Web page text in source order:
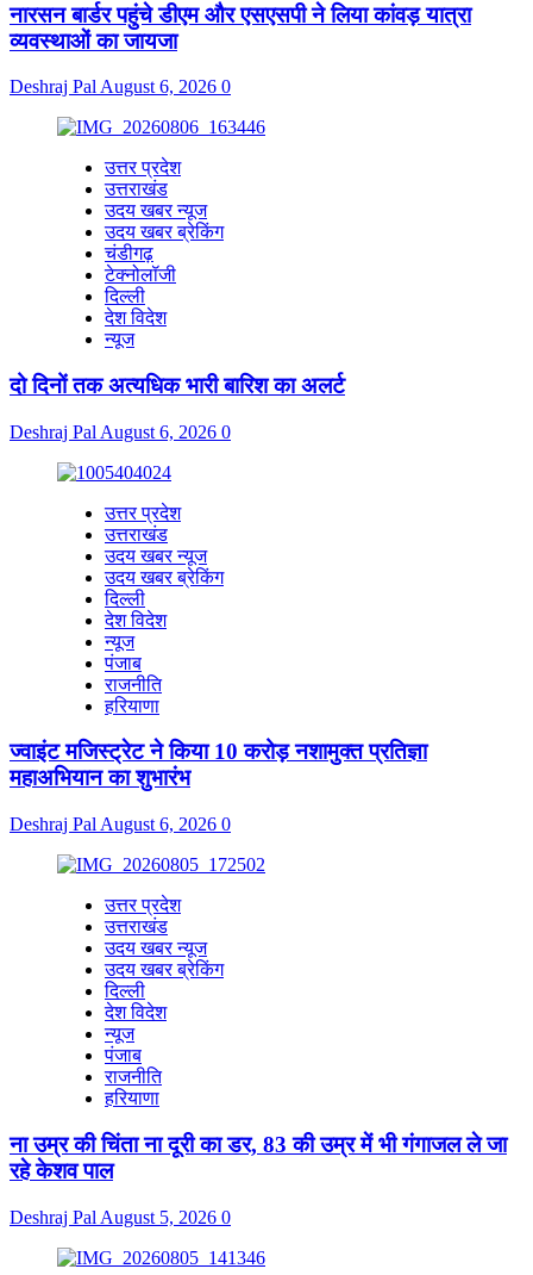
नारसन बार्डर पहुंचे डीएम और एसएसपी ने लिया कांवड़ यात्रा
व्यवस्थाओं का जायजा
Deshraj Pal August 6, 2026 0
उत्तर प्रदेश
उत्तराखंड
उदय खबर न्यूज
उदय खबर ब्रेकिंग
चंडीगढ़
टेक्नोलॉजी
दिल्ली
देश विदेश
न्यूज
दो दिनों तक अत्यधिक भारी बारिश का अलर्ट
Deshraj Pal August 6, 2026 0
उत्तर प्रदेश
उत्तराखंड
उदय खबर न्यूज
उदय खबर ब्रेकिंग
दिल्ली
देश विदेश
न्यूज
पंजाब
राजनीति
हरियाणा
ज्वाइंट मजिस्ट्रेट ने किया 10 करोड़ नशामुक्त प्रतिज्ञा
महाअभियान का शुभारंभ
Deshraj Pal August 6, 2026 0
उत्तर प्रदेश
उत्तराखंड
उदय खबर न्यूज
उदय खबर ब्रेकिंग
दिल्ली
देश विदेश
न्यूज
पंजाब
राजनीति
हरियाणा
ना उम्र की चिंता ना दूरी का डर, 83 की उम्र में भी गंगाजल ले जा
रहे केशव पाल
Deshraj Pal August 5, 2026 0